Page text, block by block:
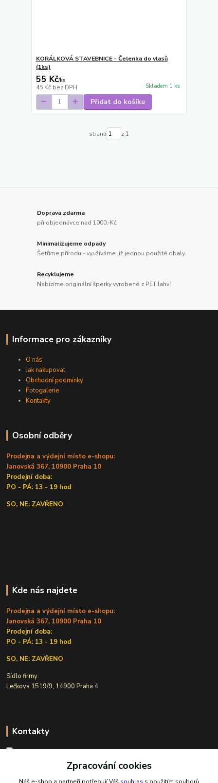
KORÁLKOVÁ STAVEBNICE - Čelenka do vlasů
(1ks)
55 Kč/ks
45 Kč bez DPH Skladem 1 ks
Přidat do košíku
strana z 1
Doprava zdarma
při objednávce nad 1000,-Kč
Minimalizujeme odpady
Šetříme přírodu - využíváme již jednou použité obaly.
Recyklujeme
Nabízíme originální šperky vyrobené z PET lahví
Informace pro zákazníky
O nás
Jak nakupovat
Obchodní podmínky
Fotogalerie
Kontakty
Osobní odběry
Prodejna a výdejní místo e-shopu:
Janovská 367, 10900 Praha 10
Prodejní doba:
PO - PÁ: 13 - 19 hod
SO, NE: ZAVŘENO
Kde nás najdete
Prodejna a výdejní místo e-shopu:
Janovská 367, 10900 Praha 10
Prodejní doba:
PO - PÁ: 13 - 19 hod
SO, NE: ZAVŘENO
Sídlo firmy:
Lečkova 1519/9, 14900 Praha 4
Kontakty
Ivana Šiková
+420 607 146 238
Zpracování cookies